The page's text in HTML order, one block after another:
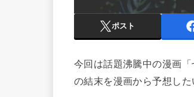
ポスト
今回は話題沸騰中の漫画
の結末を漫画から予想した